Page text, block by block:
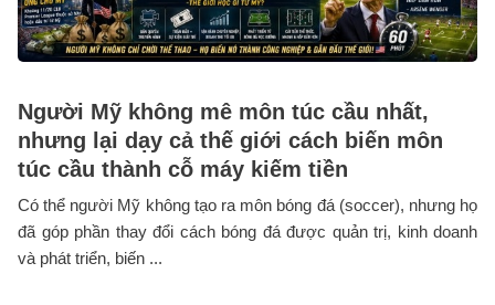
Người Mỹ không mê môn túc cầu nhất,
nhưng lại dạy cả thế giới cách biến môn
túc cầu thành cỗ máy kiếm tiền
Có thể người Mỹ không tạo ra môn bóng đá (soccer), nhưng họ
đã góp phần thay đổi cách bóng đá được quản trị, kinh doanh
và phát triển, biến ...